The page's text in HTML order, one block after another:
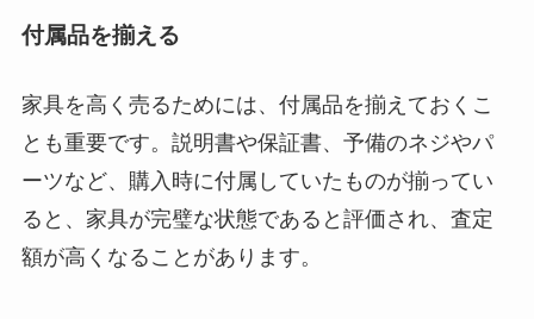
付属品を揃える
家具を高く売るためには、付属品を揃えておくこ
とも重要です。説明書や保証書、予備のネジやパ
ーツなど、購入時に付属していたものが揃ってい
ると、家具が完璧な状態であると評価され、査定
額が高くなることがあります。